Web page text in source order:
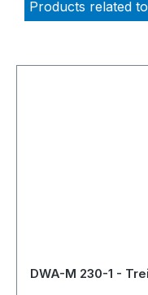
Products related
DWA-M 230-1 -